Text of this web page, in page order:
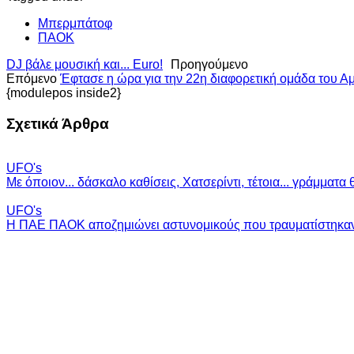
Μπερμπάτοφ
ΠΑΟΚ
Προηγούμενο
DJ βάλε μουσική και... Euro!
Επόμενο Έφτασε η ώρα για την 22η διαφορετική ομάδα του
{modulepos inside2}
Σχετικά Άρθρα
UFO's
Με όποιον... δάσκαλο καθίσεις, Χατσερίντι, τέτοια... γράμματα
UFO's
Η ΠΑΕ ΠΑΟΚ αποζημιώνει αστυνομικούς που